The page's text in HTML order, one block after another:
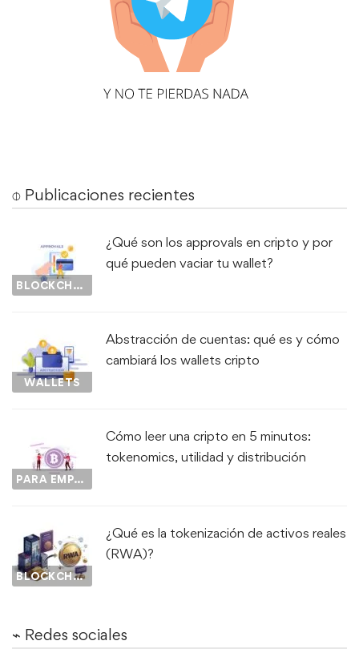
⌽ Publicaciones recientes
BLOCKCHAIN
¿Qué son los approvals en cripto y por
qué pueden vaciar tu wallet?
WALLETS
Abstracción de cuentas: qué es y cómo
cambiará los wallets cripto
PARA EMPEZAR...
Cómo leer una cripto en 5 minutos:
tokenomics, utilidad y distribución
BLOCKCHAIN
¿Qué es la tokenización de activos reales
(RWA)?
⌁ Redes sociales